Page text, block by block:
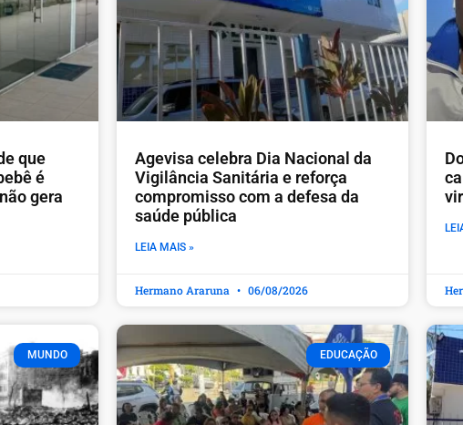
que
é
gera
Agevisa celebra Dia Nacional da
Vigilância Sanitária e reforça
compromisso com a defesa da
saúde pública
LEIA MAIS »
Hermano Araruna 06/08/2026
MUNDO EDUCAÇÃO